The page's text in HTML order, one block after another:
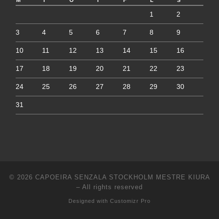
1 2
3 4 5 6 7 8 9
10 11 12 13 14 15 16
17 18 19 20 21 22 23
24 25 26 27 28 29 30
31
© 2026 CAPOEIRA SENZALA STOCKHOLM MESTRE KIURA
– All rights reserved
Designed with Customizr Pro